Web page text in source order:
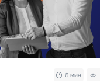
6 мин